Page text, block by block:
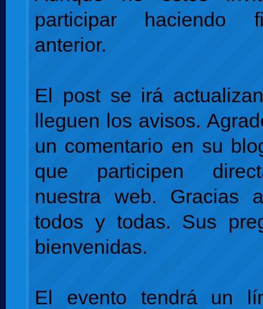
participar haciendo
anterior.
El post se irá
lleguen los avisos.
un comentario en su
que participen
nuestra web. Gracias
todos y todas. Sus
bienvenidas.
El evento tendrá un